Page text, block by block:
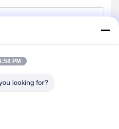
পাঠান
PM
looking for?